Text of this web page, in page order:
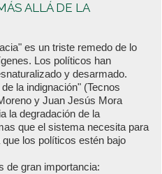
ALLÁ DE LA
es un triste remedo de lo
Los políticos han
y desarmado.
la indignación" (Tecnos
y Juan Jesús Mora
la degradación de la
que el sistema necesita para
los políticos estén bajo
de gran importancia: